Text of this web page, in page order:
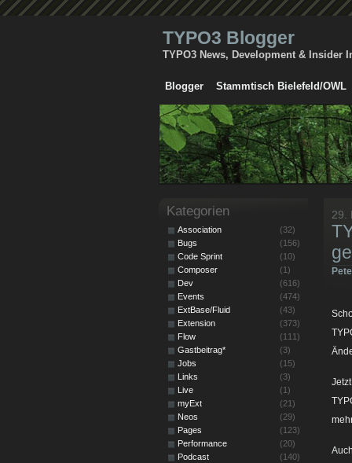
TYPO3 Blogger
TYPO3 News, Development & Insider
Blogger Stammtisch Bielefeld/OWL
29.
Kategorien
Association
(32)
Bugs
(156)
Code Sprint
(10)
Composer
(1)
Dev
(616)
Events
(474)
ExtBase/Fluid
(43)
Extension
(373)
Flow
(111)
Gastbeitrag*
(3)
Jobs
(15)
Links
(3)
Live
(1)
myExt
(21)
Neos
(29)
Pages
(123)
Performance
(20)
Podcast
(140)